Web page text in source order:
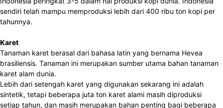
sendiri telah mampu memproduksi lebih dari 400 ribu ton kopi per
tahunnya.
Karet
Tanaman karet berasal dari bahasa latin yang bernama Hevea
brasiliensis. Tanaman ini merupakan sumber utama bahan tanaman
karet alam dunia.
Lebih dari setengah karet yang digunakan sekarang ini adalah
sintetik, tetapi beberapa juta ton karet alami masih diproduksi
setiap tahun, dan masih merupakan bahan penting bagi beberapa